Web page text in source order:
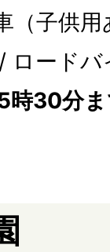
（子供
/ ロードバ
時30分